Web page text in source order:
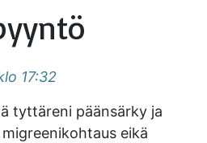
17:32
tyttäreni päänsärky ja
eikä